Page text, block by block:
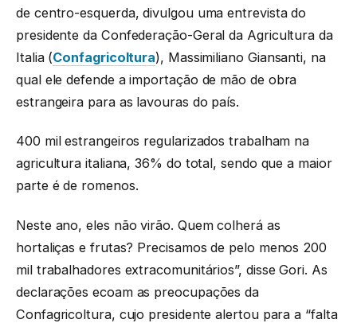
de centro-esquerda, divulgou uma entrevista do
presidente da Confederação-Geral da Agricultura da
Italia (Confagricoltura), Massimiliano Giansanti, na
qual ele defende a importação de mão de obra
estrangeira para as lavouras do país.
400 mil estrangeiros regularizados trabalham na
agricultura italiana, 36% do total, sendo que a maior
parte é de romenos.
Neste ano, eles não virão. Quem colherá as
hortaliças e frutas? Precisamos de pelo menos 200
mil trabalhadores extracomunitários”, disse Gori. As
declarações ecoam as preocupações da
Confagricoltura, cujo presidente alertou para a “falta